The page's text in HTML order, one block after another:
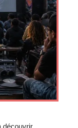
découvrir